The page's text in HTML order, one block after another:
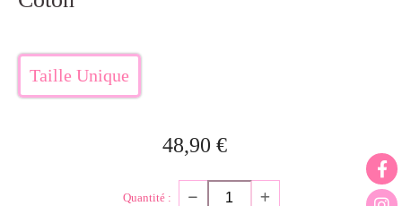
Taille Unique
48,90 €
Quantité :